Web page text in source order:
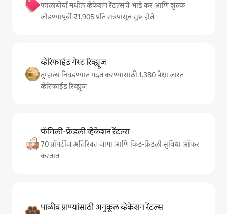
फालाबोर्वा मधील व्हेकेशन रेंटल्सचे भाडे कर आणि शुल्क
जोडण्यापूर्वी ₹1,905 प्रति रात्रपासून सुरू होते
व्हेरिफाईड गेस्ट रिव्ह्यूज
तुम्हाला निवडण्यात मदत करण्यासाठी 1,380 पेक्षा जास्त
व्हेरिफाईड रिव्ह्यूज
फॅमिली-फ्रेंडली व्हेकेशन रेंटल्स
70 प्रॉपर्टीज अतिरिक्त जागा आणि किड-फ्रेंडली सुविधा ऑफर
करतात
पाळीव प्राण्यांसाठी अनुकूल व्हेकेशन रेंटल्स